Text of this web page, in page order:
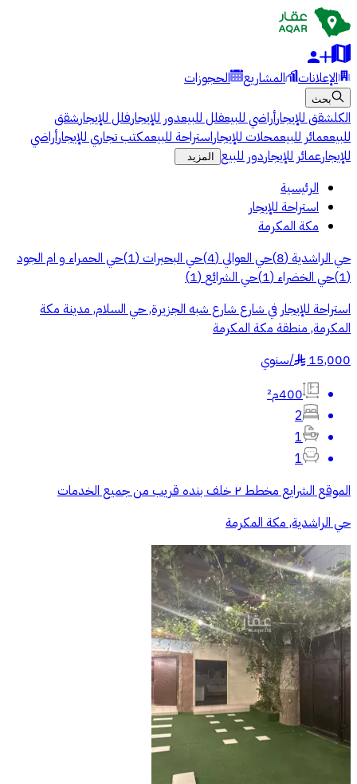
الإعلانات المشاريع الحجوزات
بحث
الكلشقق للإيجارأراضي للبيعفلل للبيعدور للإيجارفلل للإيجارشقق
للبيععمائر للبيعمحلات للإيجاراستراحة للبيعمكتب تجاري للإيجارأراضي
للإيجارعمائر للإيجاردور للبيع المزيد
الرئيسية
استراحة للإيجار
مكة المكرمة
حي الراشدية(
8
)حي العوالي(
4
)حي البحيرات(
1
)حي الحمراء و ام الجود
(
1
)حي الخضراء(
1
)حي الشرائع(
1
)
استراحة للإيجار في شارع شارع شبه الجزيرة, حي السلام, مدينة مكة
المكرمة, منطقة مكة المكرمة
15,000
§
/سنوي
400م²
2
1
1
الموقع الشرايع مخطط ٢ خلف بنده قريب من جميع الخدمات
حي الراشدية, مكة المكرمة